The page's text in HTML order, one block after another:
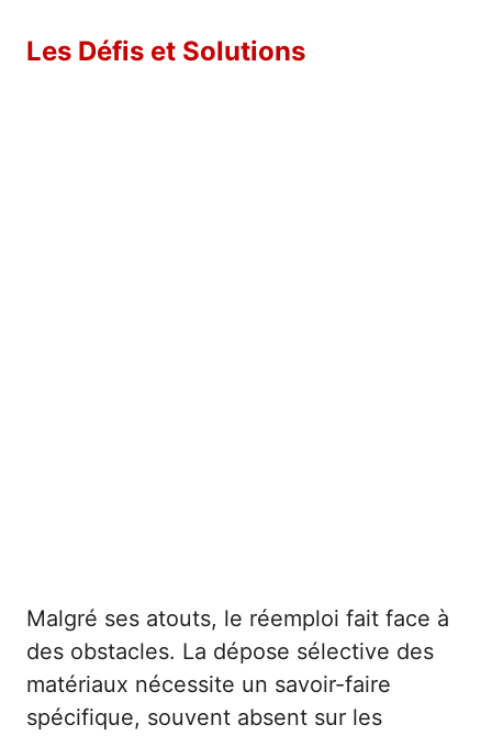
Les Défis et Solutions
Malgré ses atouts, le réemploi fait face à
des obstacles. La dépose sélective des
matériaux nécessite un savoir-faire
spécifique, souvent absent sur les